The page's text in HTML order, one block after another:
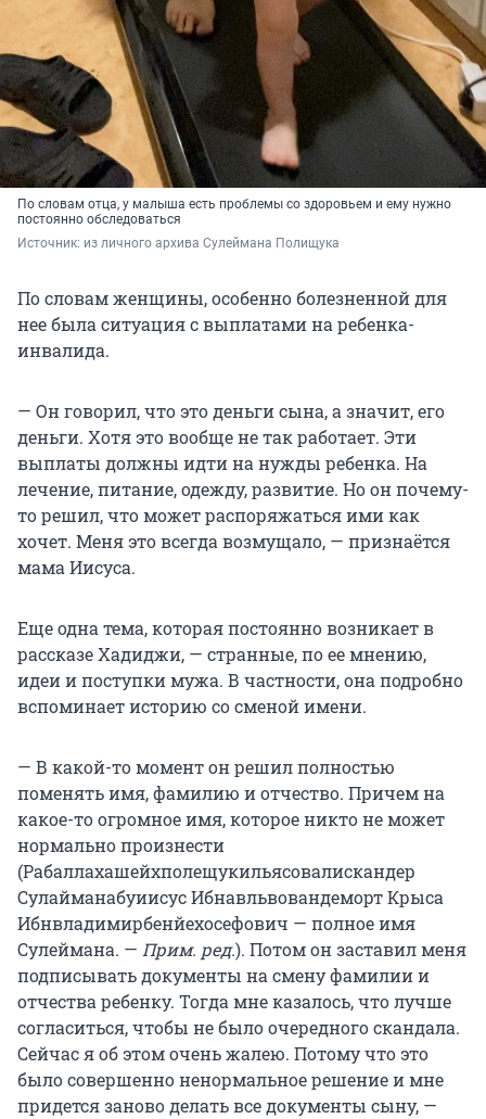
По словам отца, у малыша есть проблемы со здоровьем и ему нужно
постоянно обследоваться
Источник: из личного архива Сулеймана Полищука
По словам женщины, особенно болезненной для
нее была ситуация с выплатами на ребенка-
инвалида.
— Он говорил, что это деньги сына, а значит, его
деньги. Хотя это вообще не так работает. Эти
выплаты должны идти на нужды ребенка. На
лечение, питание, одежду, развитие. Но он почему-
то решил, что может распоряжаться ими как
хочет. Меня это всегда возмущало, — признаётся
мама Иисуса.
Еще одна тема, которая постоянно возникает в
рассказе Хадиджи, — странные, по ее мнению,
идеи и поступки мужа. В частности, она подробно
вспоминает историю со сменой имени.
— В какой-то момент он решил полностью
поменять имя, фамилию и отчество. Причем на
какое-то огромное имя, которое никто не может
нормально произнести
(Рабаллахашейхполещукильясовалискандер
Сулайманабуиисус Ибнавльвовандеморт Крыса
Ибнвладимирбенйехосефович — полное имя
Сулеймана. — Прим. ред.). Потом он заставил меня
подписывать документы на смену фамилии и
отчества ребенку. Тогда мне казалось, что лучше
согласиться, чтобы не было очередного скандала.
Сейчас я об этом очень жалею. Потому что это
было совершенно ненормальное решение и мне
придется заново делать все документы сыну, —